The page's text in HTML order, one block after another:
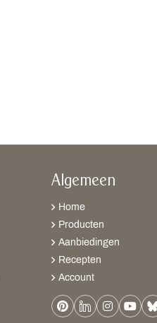
Algemeen
Home
Producten
Aanbiedingen
Recepten
Account